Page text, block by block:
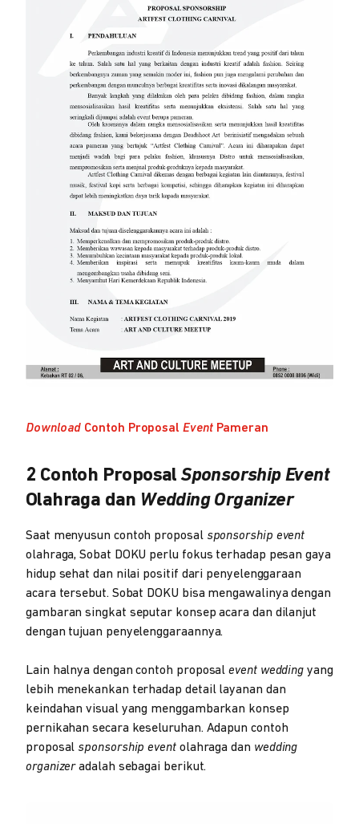
Download Contoh ProposalEventPameran
2 Contoh ProposalSponsorship Event
Olahraga dan Wedding Organizer
Saat menyusun contoh proposal sponsorship event
olahraga, Sobat DOKU perlu fokus terhadap pesan gaya
hidup sehat dan nilai positif dari penyelenggaraan
acara tersebut. Sobat DOKU bisa mengawalinya dengan
gambaran singkat seputar konsep acara dan dilanjut
dengan tujuan penyelenggaraannya.
Lain halnya dengan contoh proposalevent wedding yang
lebih menekankan terhadap detail layanan dan
keindahan visual yang menggambarkan konsep
pernikahan secara keseluruhan. Adapun contoh
proposal sponsorship event olahraga dan wedding
organizeradalah sebagai berikut.